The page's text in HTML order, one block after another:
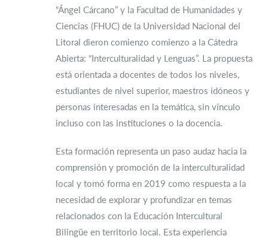
“Ángel Cárcano” y la Facultad de Humanidades y
Ciencias (FHUC) de la Universidad Nacional del
Litoral dieron comienzo comienzo a la Cátedra
Abierta: “Interculturalidad y Lenguas”. La propuesta
está orientada a docentes de todos los niveles,
estudiantes de nivel superior, maestros idóneos y
personas interesadas en la temática, sin vínculo
incluso con las instituciones o la docencia.
Esta formación representa un paso audaz hacia la
comprensión y promoción de la interculturalidad
local y tomó forma en 2019 como respuesta a la
necesidad de explorar y profundizar en temas
relacionados con la Educación Intercultural
Bilingüe en territorio local. Esta experiencia